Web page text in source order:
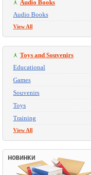
Audio Books
Audio Books
View All
Toys and Souvenirs
Educational
Games
Souvenirs
Toys
Training
View All